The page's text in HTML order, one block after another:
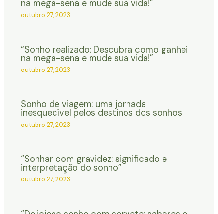
na mega-sena e mude sua vida!”
outubro 27, 2023
“Sonho realizado: Descubra como ganhei
na mega-sena e mude sua vida!”
outubro 27, 2023
Sonho de viagem: uma jornada
inesquecível pelos destinos dos sonhos
outubro 27, 2023
“Sonhar com gravidez: significado e
interpretação do sonho”
outubro 27, 2023